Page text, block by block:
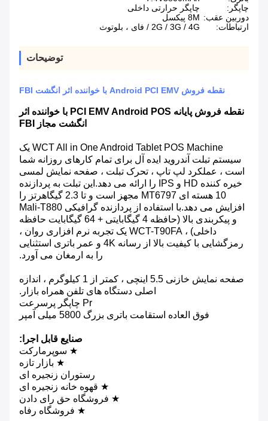
چاپگر:
چاپگر حرارتی داخلی
دوربین عقب: 8M پیکسل
ارتباطات:
2G / 3G / 4G / فای ، بلوتوث
توضیحات
نقطه فروش Android PCI EMV با خواننده اثر انگشت FBI
نقطه فروش پایانه PCI EMV Android POS با خواننده اثر
انگشت مجاز FBI
WCT All in One Android Tablet POS Machine یک
سیستم تبلت آندروید ایده آل برای تمام کارهای روزانه شما
است ، عملکرد لپ تاپ ، تحرک تبلت ، صفحه نمایش لمسی
خیره کننده HD و IPS را ارائه می دهد.این تبلت به پردازنده
10 هسته ای MT6797 مجهز است و تا 2.3 گیگاهرتز را
افزایش می دهد.با استفاده از پردازنده گرافیکی Mali-T880
و پیکربندی بالا (حافظه 4 گیگابایتی + 64 گیگابایت حافظه
داخلی) ، WCT-T90FA یک تجربه نرم افزاری روان ،
رمزگشایی با کیفیت بالا از رسانه 4K و عمر باتری استثنایی
را به ارمغان می آورد.
صفحه نمایش خازنی 5.5 اینچی ، کمتر از 1 کیلوگرم ، اندازه
اصلی دستگاه های تلفن همراه بازار.
Pr چاپگر پرسرعت
فوق العاده استقامت باتری بزرگ 5800 میلی آمپر
صنایع قابل اجرا:
★ سوپرمارکت
★ بازار تازه
رستوران زنجیره ای
★ قهوه خانه زنجیره ای
★ فروشگاه حق رای دادن
★ فروشگاه رفاه